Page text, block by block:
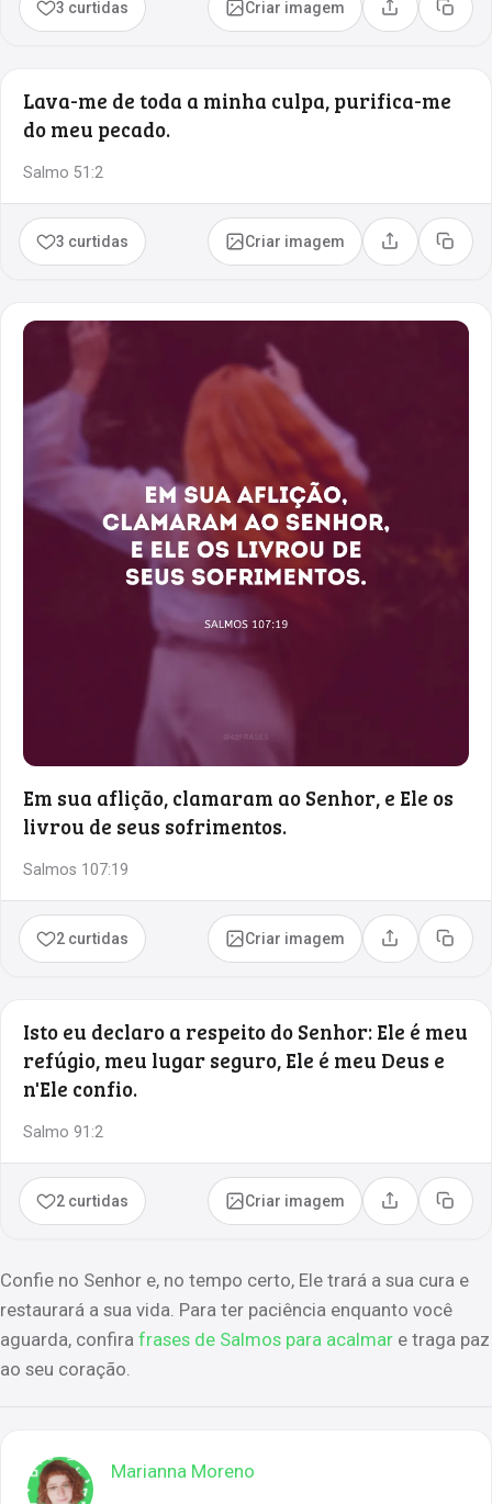
3 curtidas Criar imagem Compartilhar
Copiar
Lava-me de toda a minha culpa, purifica-me
do meu pecado.
Salmo 51:2
3 curtidas Criar imagem Compartilhar
Copiar
Em sua aflição, clamaram ao Senhor, e Ele os
livrou de seus sofrimentos.
Salmos 107:19
2 curtidas Criar imagem Compartilhar
Copiar
Isto eu declaro a respeito do Senhor: Ele é meu
refúgio, meu lugar seguro, Ele é meu Deus e
n'Ele confio.
Salmo 91:2
2 curtidas Criar imagem Compartilhar
Copiar
Confie no Senhor e, no tempo certo, Ele trará a sua cura e
restaurará a sua vida. Para ter paciência enquanto você
aguarda, confira frases de Salmos para acalmar e traga paz
ao seu coração.
Marianna Moreno